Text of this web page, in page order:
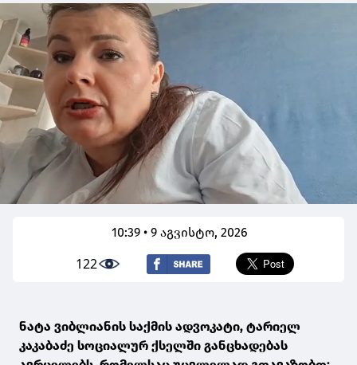
10:39 • 9 აგვისტო, 2026
122
ნატა ვიბლიანის საქმის ადვოკატი, ტარიელ
კაკაბაძე სოციალურ ქსელში განცხადებას